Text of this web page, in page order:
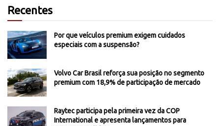
Recentes
Por que veículos premium exigem cuidados
especiais com a suspensão?
Volvo Car Brasil reforça sua posição no segmento
premium com 18,9% de participação de mercado
Raytec participa pela primeira vez da COP
International e apresenta lançamentos para